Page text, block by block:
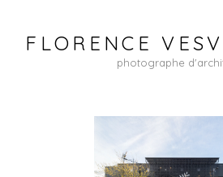
FLORENCE
photographe